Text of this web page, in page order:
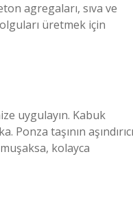
agregaları, sıva ve
üretmek için
uygulayın. Kabuk
taşının aşındırıcı
kolayca